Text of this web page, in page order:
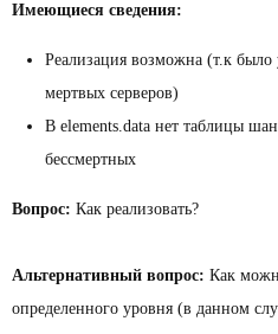
Имеющиеся сведения:
Реализация возможна (т.к
мертвых серверов)
В elements.data нет таблицы
бессмертных
Вопрос: Как реализовать?
Альтернативный вопрос: Как
определенного уровня (в данном